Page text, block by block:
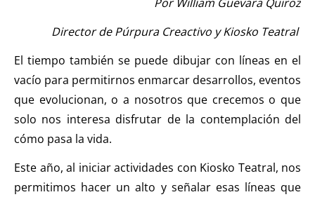
Director de Púrpura Creactivo y Kiosko Teatral
El tiempo también se puede dibujar con líneas en el
vacío para permitirnos enmarcar desarrollos, eventos
que evolucionan, o a nosotros que crecemos o que
solo nos interesa disfrutar de la contemplación del
cómo pasa la vida.
Este año, al iniciar actividades con Kiosko Teatral, nos
permitimos hacer un alto y señalar esas líneas que